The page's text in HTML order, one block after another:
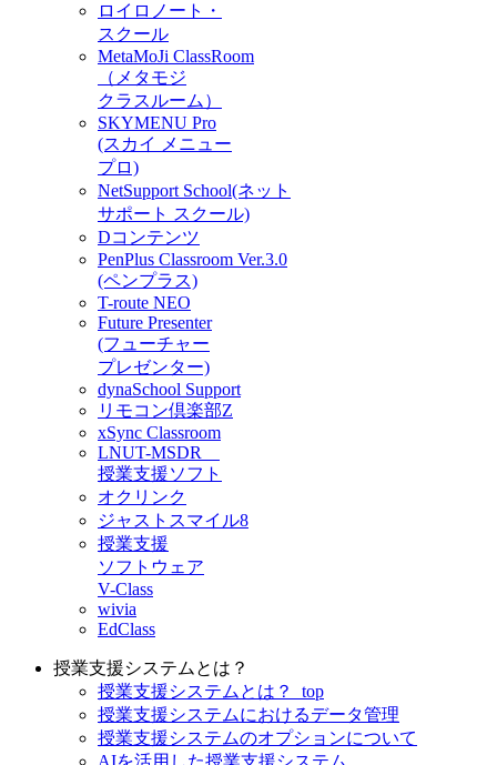
ロイロノート・
スクール
MetaMoJi ClassRoom
（メタモジ
クラスルーム）
SKYMENU Pro
(スカイ メニュー
プロ)
NetSupport School(ネット
サポート スクール)
Dコンテンツ
PenPlus Classroom Ver.3.0
(ペンプラス)
T-route NEO
Future Presenter
(フューチャー
プレゼンター)
dynaSchool Support
リモコン倶楽部Z
xSync Classroom
LNUT-MSDR
授業支援ソフト
オクリンク
ジャストスマイル8
授業支援
ソフトウェア
V-Class
wivia
EdClass
授業支援システムとは？
授業支援システムとは？_top
授業支援システムにおけるデータ管理
授業支援システムのオプションについて
AIを活用した授業支援システム